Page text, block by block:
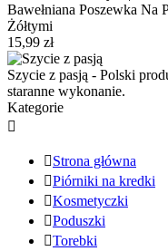
Bawełniana Poszewka Na
Żółtymi
15,99 zł
Szycie z pasją - Polski
staranne wykonanie.
Kategorie

Strona główna
Piórniki na kredki
Kosmetyczki
Poduszki
Torebki